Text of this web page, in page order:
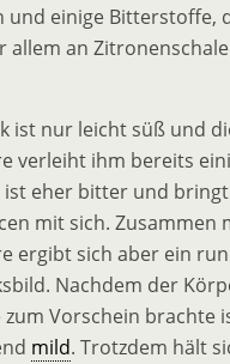
und einige Bitterstoffe,
allem an
ist nur leicht süß und
verleiht ihm bereits
eher bitter und
mit sich. Zusammen
ergibt sich aber ein
Nachdem der
Vorschein brachte
mild. Trotzdem hält